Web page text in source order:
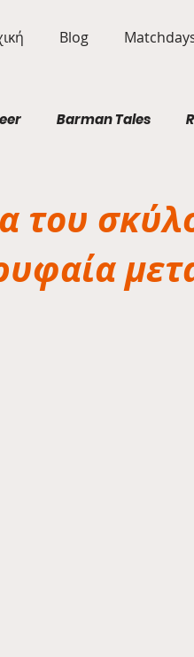
Blog
Barman Tales
του